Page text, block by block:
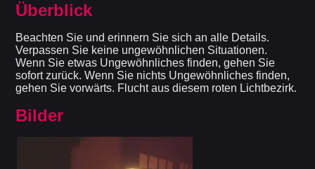
Überblick
Beachten Sie und erinnern Sie sich an alle Details.
Verpassen Sie keine ungewöhnlichen Situationen.
Wenn Sie etwas Ungewöhnliches finden, gehen Sie
sofort zurück. Wenn Sie nichts Ungewöhnliches finden,
gehen Sie vorwärts. Flucht aus diesem roten Lichtbezirk.
Bilder